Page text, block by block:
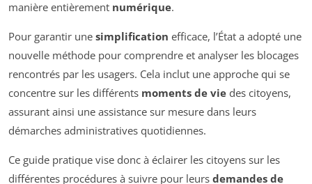
manière entièrement numérique.
Pour garantir une simplification efficace, l’État a adopté une
nouvelle méthode pour comprendre et analyser les blocages
rencontrés par les usagers. Cela inclut une approche qui se
concentre sur les différents moments de vie des citoyens,
assurant ainsi une assistance sur mesure dans leurs
démarches administratives quotidiennes.
Ce guide pratique vise donc à éclairer les citoyens sur les
différentes procédures à suivre pour leurs demandes de